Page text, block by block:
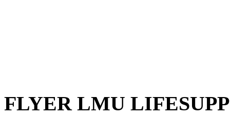
FLYER LMU